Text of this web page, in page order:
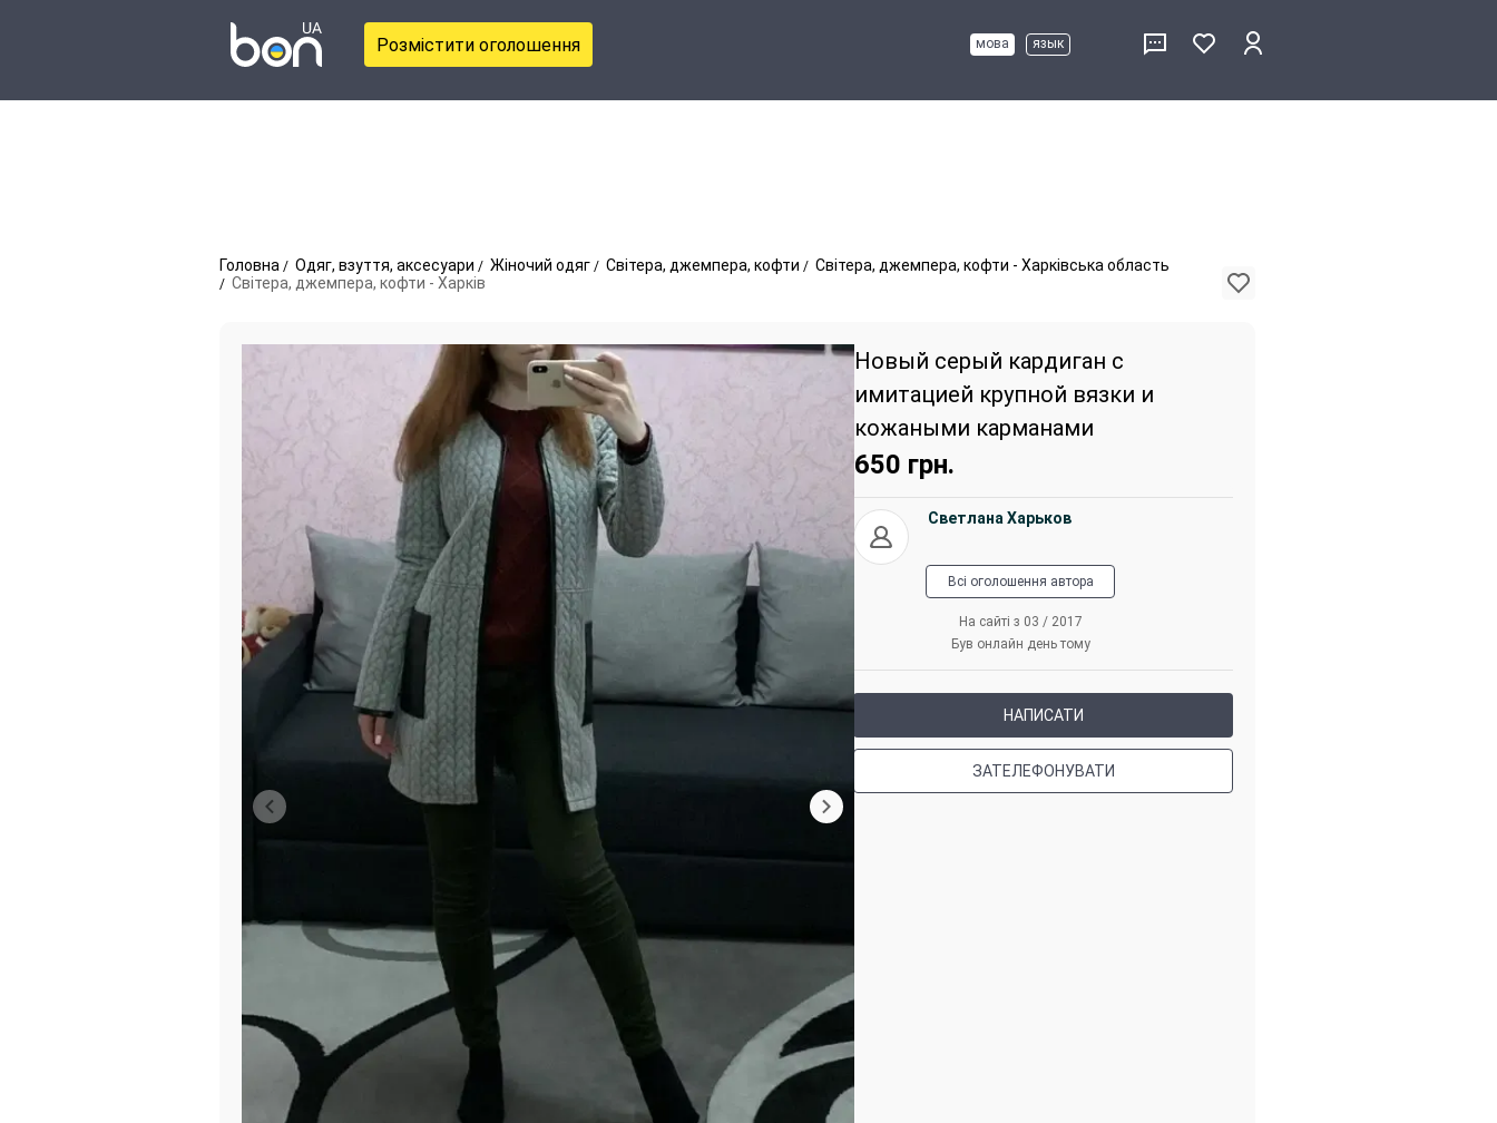
Розмістити оголошення мова язык
Головна Одяг, взуття, аксесуари Жіночий одяг Світера, джемпера, кофти
Світера, джемпера, кофти - Харківська область
Світера, джемпера, кофти - Харків
Новый серый кардиган с
имитацией крупной вязки и
кожаными карманами
650 грн.
Светлана Харьков
Всі оголошення автора
На сайті з 03 / 2017
Був онлайн день тому
НАПИСАТИ
ЗАТЕЛЕФОНУВАТИ